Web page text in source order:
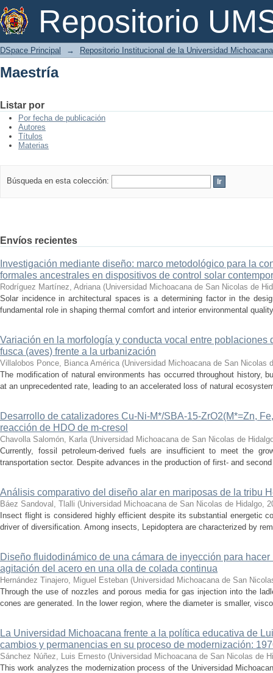
Repositorio
Maestría
DSpace Principal → Repositorio Institucional de la Universidad
Maestría
Listar por
Por fecha de publicación
Autores
Títulos
Materias
Búsqueda en esta colección:
Envíos recientes
Investigación mediante diseño: marco metodológico para la
formales ancestrales en dispositivos de control solar
Rodríguez Martínez, Adriana (Universidad Michoacana de San Nicolas de
Solar incidence in architectural spaces is a determining factor in the
fundamental role in shaping thermal comfort and interior environmental
Variación en la morfología y conducta vocal entre poblaciones
fusca (aves) frente a la urbanización
Villalobos Ponce, Bianca América (Universidad Michoacana de San Nicolas
The modification of natural environments has occurred throughout history,
at an unprecedented rate, leading to an accelerated loss of natural
Desarrollo de catalizadores Cu-Ni-M*/SBA-15-ZrO2(M*=Zn,
reacción de HDO de m-cresol
Chavolla Salomón, Karla (Universidad Michoacana de San Nicolas de
Currently, fossil petroleum-derived fuels are insufficient to meet the
transportation sector. Despite advances in the production of first- and
Análisis comparativo del diseño alar en mariposas de la tribu
Báez Sandoval, Tlalli (Universidad Michoacana de San Nicolas de Hidalgo,
Insect flight is considered highly efficient despite its substantial energetic
driver of diversification. Among insects, Lepidoptera are characterized by
Diseño fluidodinámico de una cámara de inyección para
agitación del acero en una olla de colada continua
Hernández Tinajero, Miguel Esteban (Universidad Michoacana de San
Through the use of nozzles and porous media for gas injection into the
cones are generated. In the lower region, where the diameter is smaller,
La Universidad Michoacana frente a la política educativa de
cambios y permanencias en su proceso de modernización:
Sánchez Núñez, Luis Ernesto (Universidad Michoacana de San Nicolas de
This work analyzes the modernization process of the Universidad